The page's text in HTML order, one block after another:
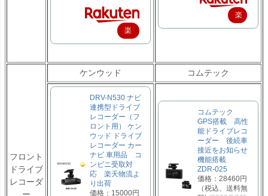
楽
天
で
入
楽
天
購
フロント
ドライブ
レコーダ
ケンウッド コムテック
DRV-N530 ナビ
連携型ドライブ
レコーダー（フ
ロント用） ケン
ウッド ドライブ
レコーダー カー
ナビ 車用品 コ
ンビニ受取対
応 楽天物流よ
り出荷
価格：15000円
コムテック
GPS搭載 高性
能ドライブレコ
ーダー 後続車
接近をお知らせ
機能搭載
ZDR-025
価格：28460円
（税込、送料無